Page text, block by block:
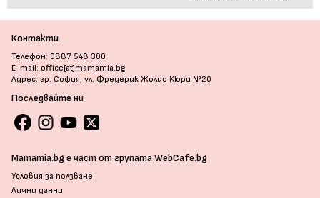
Контакти
Телефон: 0887 548 300
E-mail: office[at]mamamia.bg
Адрес: гр. София, ул. Фредерик Жолио Кюри №20
Последвайте ни
Mamamia.bg е част от групата WebCafe.bg
Условия за ползване
Лични данни